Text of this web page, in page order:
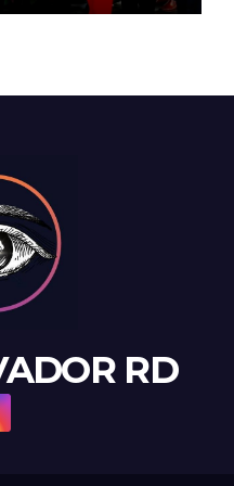
RD